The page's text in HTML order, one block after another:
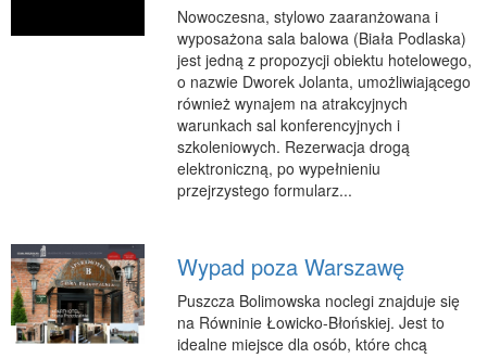
Adwokaci, Porady Prawne
Sprzątanie, Porządkowanie
Podróże
Wypoczynek
PIĘKNO
Nowoczesna, stylowo zaaranżowana i
wyposażona sala balowa (Biała Podlaska)
jest jedną z propozycji obiektu hotelowego,
o nazwie Dworek Jolanta, umożliwiającego
również wynajem na atrakcyjnych
warunkach sal konferencyjnych i
szkoleniowych. Rezerwacja drogą
elektroniczną, po wypełnieniu
przejrzystego formularz...
Wypad poza Warszawę
Puszcza Bolimowska noclegi znajduje się
na Równinie Łowicko-Błońskiej. Jest to
idealne miejsce dla osób, które chcą